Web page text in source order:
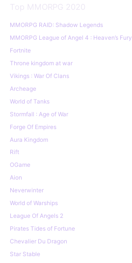
Top MMORPG 2020
MMORPG RAID: Shadow Legends
MMORPG League of Angel 4 : Heaven’s Fury
Fortnite
Throne kingdom at war
Vikings : War Of Clans
Archeage
World of Tanks
Stormfall : Age of War
Forge Of Empires
Aura Kingdom
Rift
OGame
Aion
Neverwinter
World of Warships
League Of Angels 2
Pirates Tides of Fortune
Chevalier Du Dragon
Star Stable